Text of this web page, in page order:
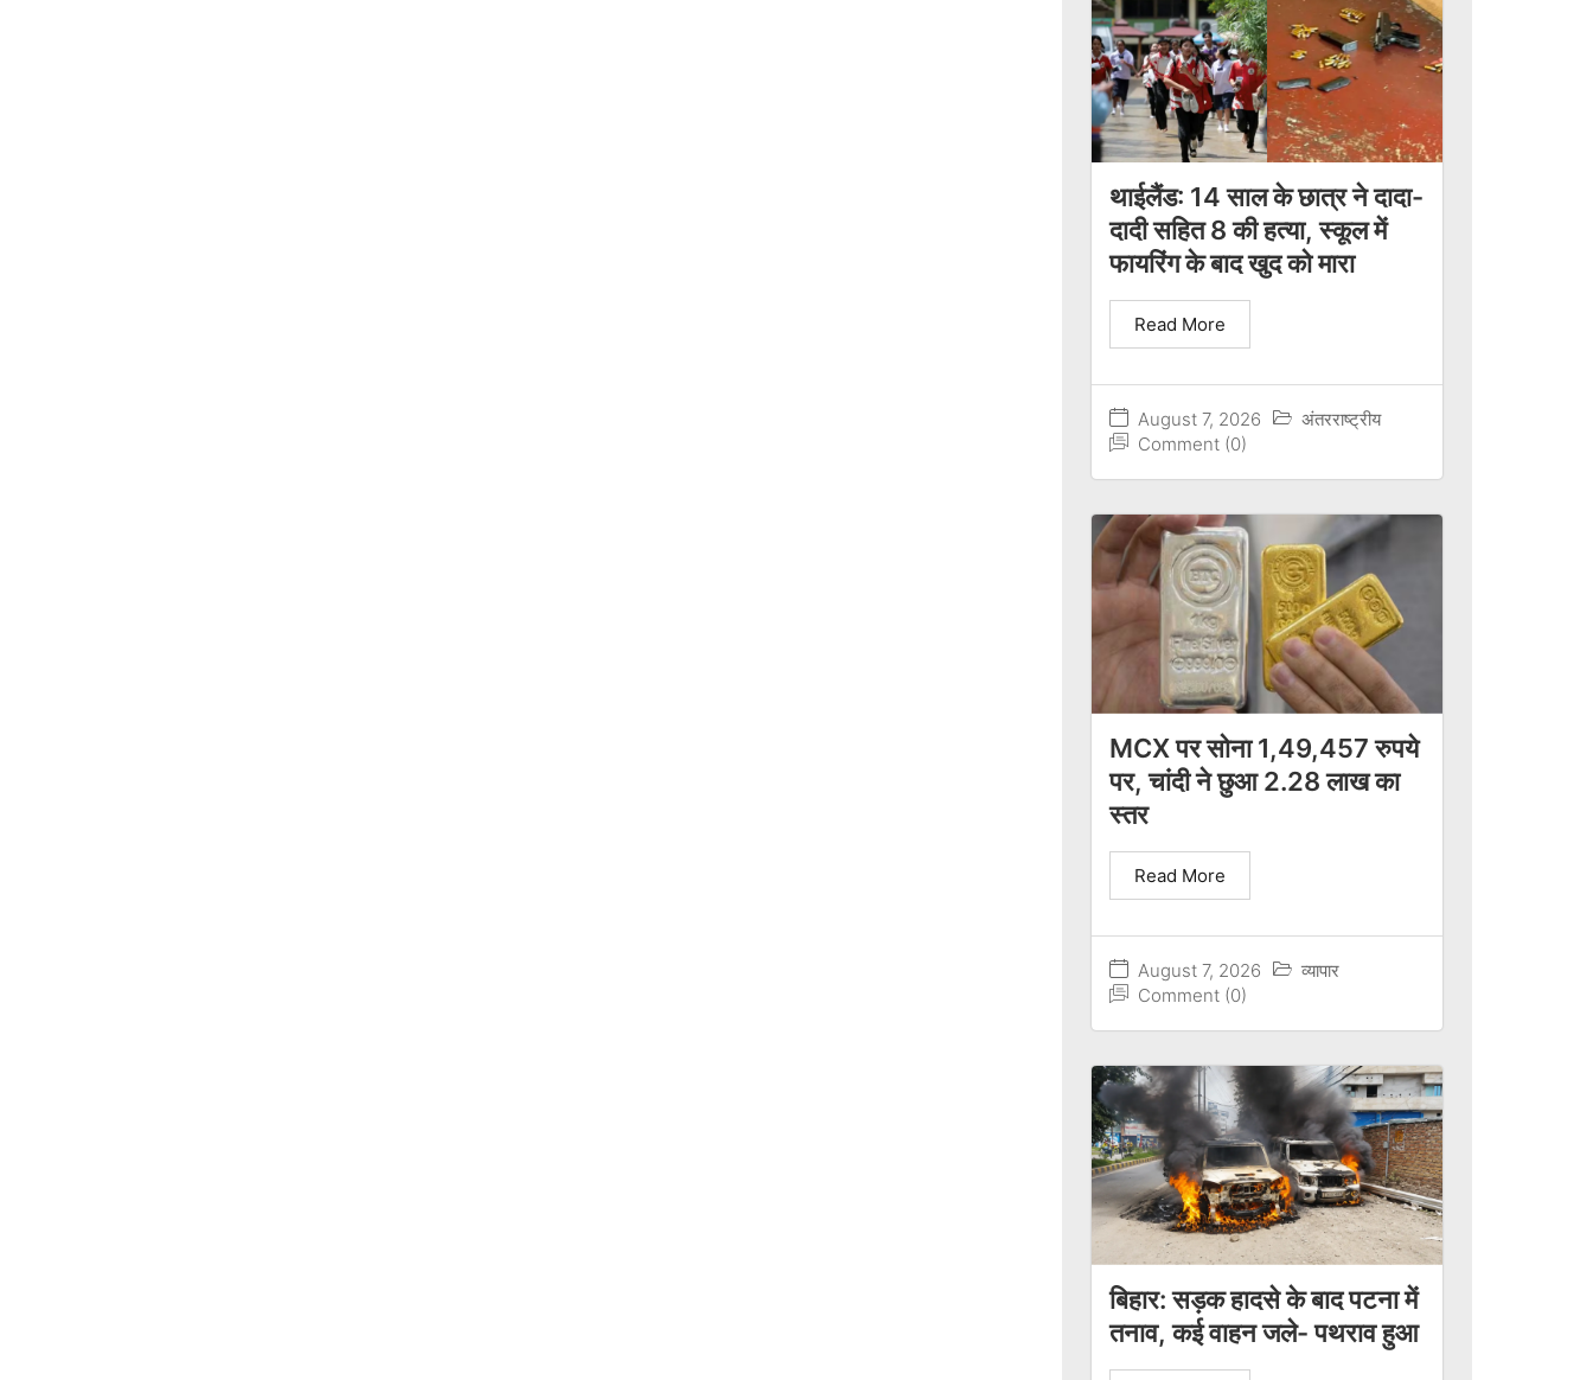
थाईलैंड: 14 साल के छात्र ने दादा-
दादी सहित 8 की हत्या, स्कूल में
फायरिंग के बाद खुद को मारा
August 7, 2026
अंतरराष्ट्रीय
Comment (0)
Read More
MCX पर सोना 1,49,457 रुपये
पर, चांदी ने छुआ 2.28 लाख का
स्तर
August 7, 2026
व्यापार
Comment (0)
Read More
बिहार: सड़क हादसे के बाद पटना में
तनाव, कई वाहन जले- पथराव हुआ